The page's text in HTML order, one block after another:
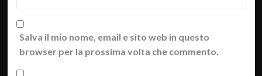
Salva il mio nome, email e sito web in questo
browser per la prossima volta che commento.